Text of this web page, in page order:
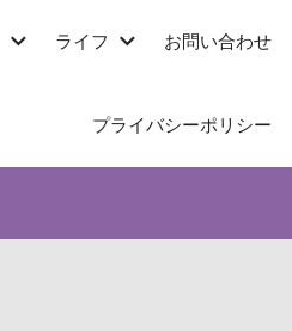
ライフ お問い合わせ
プライバシーポリシー